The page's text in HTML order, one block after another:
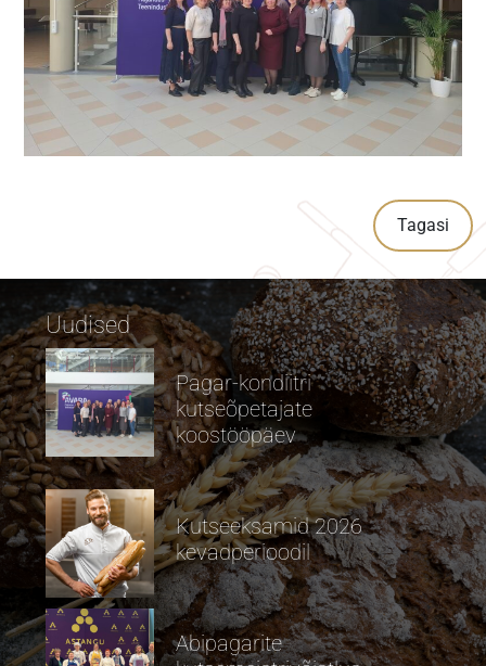
Tagasi
Uudised
Pagar-kondiitri
kutseõpetajate
koostööpäev
Kutseeksamid 2026
kevadperioodil
Abipagarite